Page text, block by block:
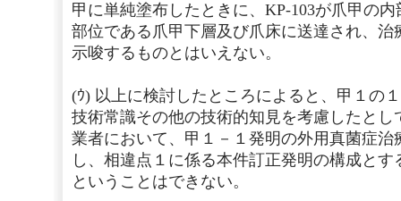
甲に単純塗布したときに、KP-103が爪甲の
部位である爪甲下層及び爪床に送達され、
示唆するものとはいえない。
(ｳ) 以上に検討したところによると、甲１の
技術常識その他の技術的知見を考慮したと
業者において、甲１－１発明の外用真菌症
し、相違点１に係る本件訂正発明の構成と
ということはできない。